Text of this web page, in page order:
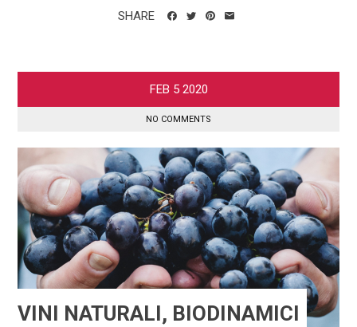
SHARE
FEB 5 2020
NO COMMENTS
VINI NATURALI, BIODINAMICI